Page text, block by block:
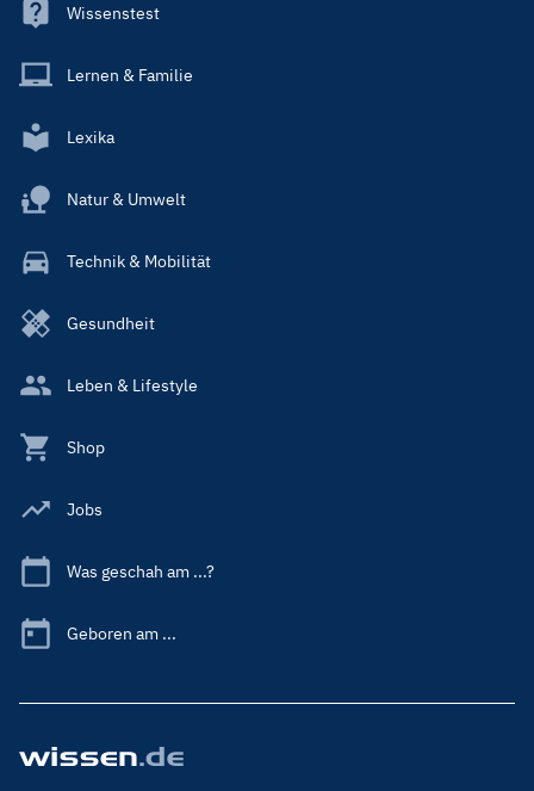
Wissenstest
Lernen & Familie
Lexika
Natur & Umwelt
Technik & Mobilität
Gesundheit
Leben & Lifestyle
Shop
Jobs
Was geschah am ...?
Geboren am ...